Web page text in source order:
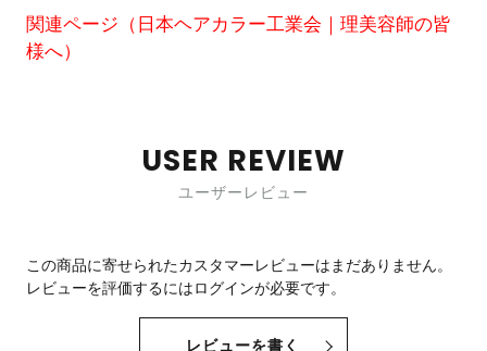
関連ページ（ 日本ヘアカラー工業会｜理美容師の皆
様へ）
USER REVIEW
ユーザーレビュー
この商品に寄せられたカスタマーレビューはまだありません。
レビューを評価するにはログインが必要です。
レビューを書く